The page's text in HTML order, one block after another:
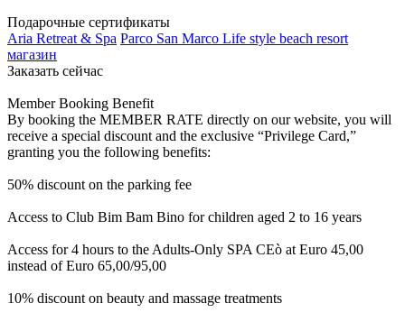
Подарочные сертификаты
Aria Retreat & Spa Parco San Marco Life style beach resort
магазин
Заказать сейчас
Member Booking Benefit
By booking the MEMBER RATE directly on our website, you will
receive a special discount and the exclusive “Privilege Card,”
granting you the following benefits:
50% discount on the parking fee
Access to Club Bim Bam Bino for children aged 2 to 16 years
Access for 4 hours to the Adults-Only SPA CEò at Euro 45,00
instead of Euro 65,00/95,00
10% discount on beauty and massage treatments